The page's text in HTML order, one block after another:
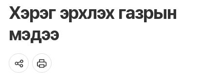
Хэрэг эрхлэх газрын
мэдээ